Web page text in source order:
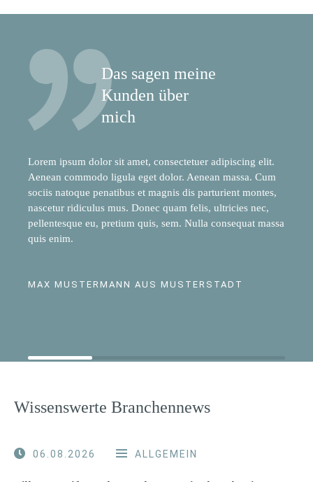
Das sagen meine
Kunden über
mich
Lorem ipsum dolor sit amet, consectetuer adipiscing elit.
Aenean commodo ligula eget dolor. Aenean massa. Cum
sociis natoque penatibus et magnis dis parturient montes,
nascetur ridiculus mus. Donec quam felis, ultricies nec,
pellentesque eu, pretium quis, sem. Nulla consequat massa
quis enim.
MAX MUSTERMANN AUS MUSTERSTADT
Wissenswerte Branchennews
06.08.2026 ALLGEMEIN